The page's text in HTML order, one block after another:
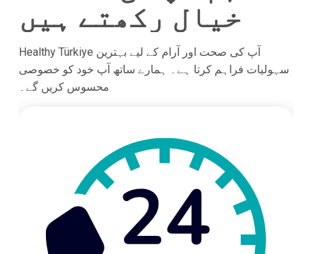
خیال رکھتے ہیں
Healthy Türkiye آپ کی صحت اور آرام کے لیے بہترین
سہولیات فراہم کرتا ہے۔ ہمارے ساتھ آپ خود کو خصوصی
محسوس کریں گے۔